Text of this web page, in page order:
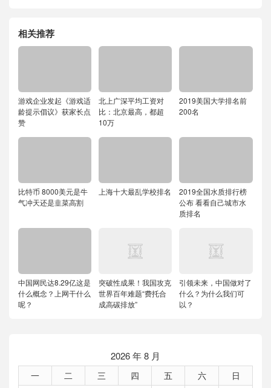
相关推荐
游戏企业发起《游戏适
龄提示倡议》获家长点
赞
北上广深平均工资对
比：北京最高，都超
10万
2019美国大学排名前
200名
比特币 8000美元是牛
气冲天还是韭菜高割
上海十大最乱学校排名
2019全国水质排行榜
公布 看看自己城市水
质排名
中国网民达8.29亿这是
什么概念？上网干什么
呢？
突破性成果！我国攻克
世界百年难题“费托合
成高碳排放”
引领未来，中国做对了
什么？为什么我们可
以？
2026 年 8 月
一 二 三 四 五 六
日